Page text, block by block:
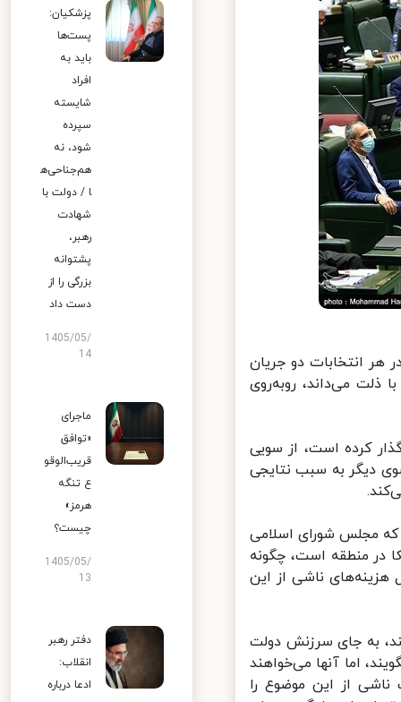
انتخابات دو جریان
می‌داند، روبه‌روی
کرده است، از سویی
دیگر به سبب نتایجی
که مجلس شورای اسلامی
در منطقه است، چگونه
ناشی از این
به جای سرزنش دولت
اما آنها می‌خواهند
از این موضوع را
پزشکیان:
پست‌ها
باید به
افراد
شایسته
سپرده
شود، نه
هم‌جناحی‌ه
ا / دولت با
شهادت
رهبر،
پشتوانه
بزرگی را از
دست داد
1405/05/
14
ماجرای
«توافق
قریب‌الوقو
ع تنگه
هرمز»
چیست؟
1405/05/
13
دفتر رهبر
انقلاب:
ادعا درباره